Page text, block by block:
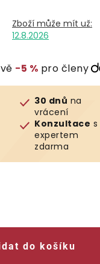
12.8.2026
−5 % pro členy
30 dnů na
vrácení
Konzultace s
expertem
zdarma
do košíku